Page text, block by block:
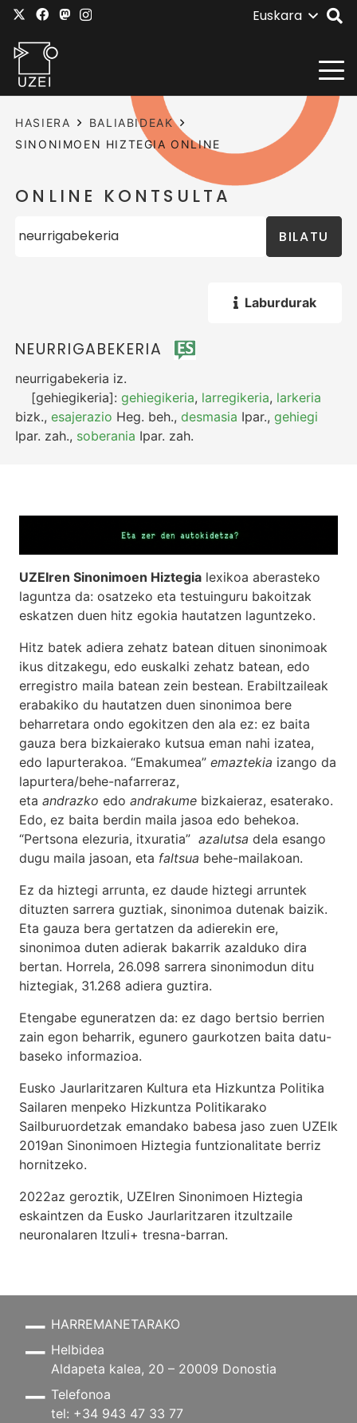
Euskara
HASIERA
BALIABIDEAK
SINONIMOEN HIZTEGIA ONLINE
ONLINE KONTSULTA
BILATU
Laburdurak
NEURRIGABEKERIA
neurrigabekeria iz.
[gehiegikeria]:gehiegikeria, larregikeria, larkeria
bizk.,esajerazio Heg. beh.,desmasia Ipar.,gehiegi
Ipar. zah., soberania Ipar. zah.
UZEIren Sinonimoen Hiztegia lexikoa aberasteko
laguntza da: osatzeko eta testuinguru bakoitzak
eskatzen duen hitz egokia hautatzen laguntzeko.
Hitz batek adiera zehatz batean dituen sinonimoak
ikus ditzakegu, edo euskalki zehatz batean, edo
erregistro maila batean zein bestean. Erabiltzaileak
erabakiko du hautatzen duen sinonimoa bere
beharretara ondo egokitzen den ala ez: ez baita
gauza bera bizkaierako kutsua eman nahi izatea,
edo lapurterakoa. “Emakumea” emaztekia izango da
lapurtera/behe-nafarreraz,
eta andrazko edo andrakume bizkaieraz, esaterako.
Edo, ez baita berdin maila jasoa edo behekoa.
“Pertsona elezuria, itxuratia” azalutsa dela esango
dugu maila jasoan, eta faltsua behe-mailakoan.
Ez da hiztegi arrunta, ez daude hiztegi arruntek
dituzten sarrera guztiak, sinonimoa dutenak baizik.
Eta gauza bera gertatzen da adierekin ere,
sinonimoa duten adierak bakarrik azalduko dira
bertan. Horrela, 26.098 sarrera sinonimodun ditu
hiztegiak, 31.268 adiera guztira.
Etengabe eguneratzen da: ez dago bertsio berrien
zain egon beharrik, egunero gaurkotzen baita datu-
baseko informazioa.
Eusko Jaurlaritzaren Kultura eta Hizkuntza Politika
Sailaren menpeko Hizkuntza Politikarako
Sailburuordetzak emandako babesa jaso zuen UZEIk
2019an Sinonimoen Hiztegia funtzionalitate berriz
hornitzeko.
2022az geroztik, UZEIren Sinonimoen Hiztegia
eskaintzen da Eusko Jaurlaritzaren itzultzaile
neuronalaren Itzuli+ tresna-barran.
HARREMANETARAKO
Helbidea
Aldapeta kalea, 20 – 20009 Donostia
Telefonoa
tel: +34 943 47 33 77